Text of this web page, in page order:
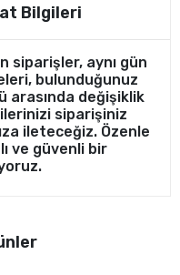
Bilgileri
siparişler, aynı gün
bulunduğunuz
arasında değişiklik
siparişiniz
ileteceğiz. Özenle
ve güvenli bir